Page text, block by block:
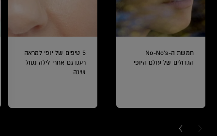
חמשת ה-No-No's
הגדולים של עולם היופי
5 טיפים של יופי למראה
רענן גם אחרי לילה נטול
שינה
NEXT CARD